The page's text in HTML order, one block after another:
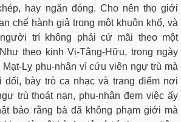
hay ngăn đóng. Cho nên thọ giới
chế hành giả trong một khuôn khổ, và
trí không phải cứ mãi theo một
theo kinh Vị-Tằng-Hữu, trong ngày
Mạt-Lỵ phu-nhân vì cứu viên ngự trù mà
dối, bày trò ca nhạc và trang điểm nơi
trù thoát nạn, phu-nhân đem việc ấy
bảo rằng bà đã không phạm giới mà